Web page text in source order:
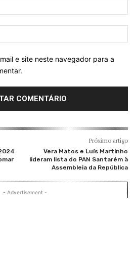
e site neste navegador para a
Próximo artigo
Vera Matos e Luís Martinho
lideram lista do PAN Santarém à
Assembleia da República
- Advertisement -